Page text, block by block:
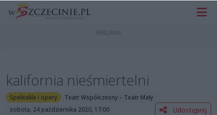
kalifornia nieśmiertelni
Spektakle i opery
Teatr Współczesny – Teatr Mały
sobota, 24 października 2020, 17:00
Udostępnij